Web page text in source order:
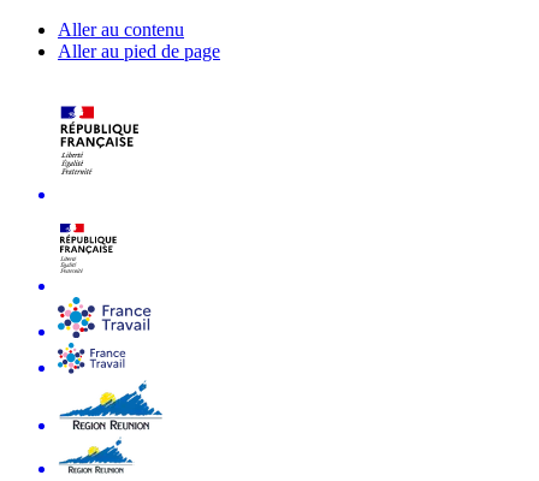
Aller au contenu
Aller au pied de page